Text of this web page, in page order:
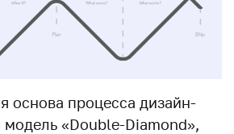
основа процесса дизайн-
«Double-Diamond»,